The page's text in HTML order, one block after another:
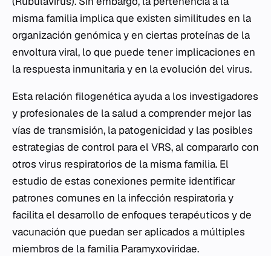
misma familia implica que existen similitudes en la
organización genómica y en ciertas proteínas de la
envoltura viral, lo que puede tener implicaciones en
la respuesta inmunitaria y en la evolución del virus.
Esta relación filogenética ayuda a los investigadores
y profesionales de la salud a comprender mejor las
vías de transmisión, la patogenicidad y las posibles
estrategias de control para el VRS, al compararlo con
otros virus respiratorios de la misma familia. El
estudio de estas conexiones permite identificar
patrones comunes en la infección respiratoria y
facilita el desarrollo de enfoques terapéuticos y de
vacunación que puedan ser aplicados a múltiples
miembros de la familia Paramyxoviridae.